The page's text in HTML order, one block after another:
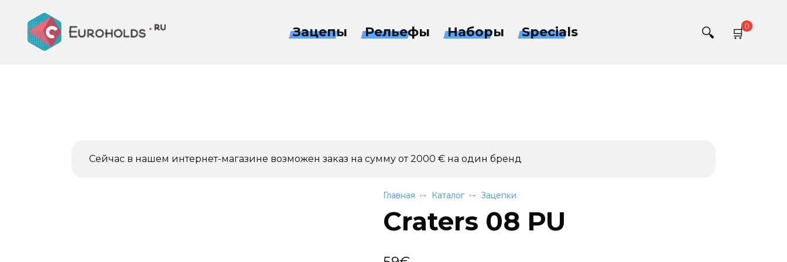
содержанию
Зацепы Рельефы Наборы Specials 0
Сейчас в нашем интернет-магазине возможен заказ на сумму от 2000 € на один бренд
Главная Каталог Зацепки
Craters 08 PU